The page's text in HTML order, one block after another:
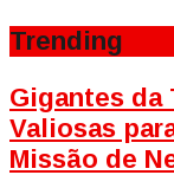
Trending
Gigantes da
Valiosas
Missão de